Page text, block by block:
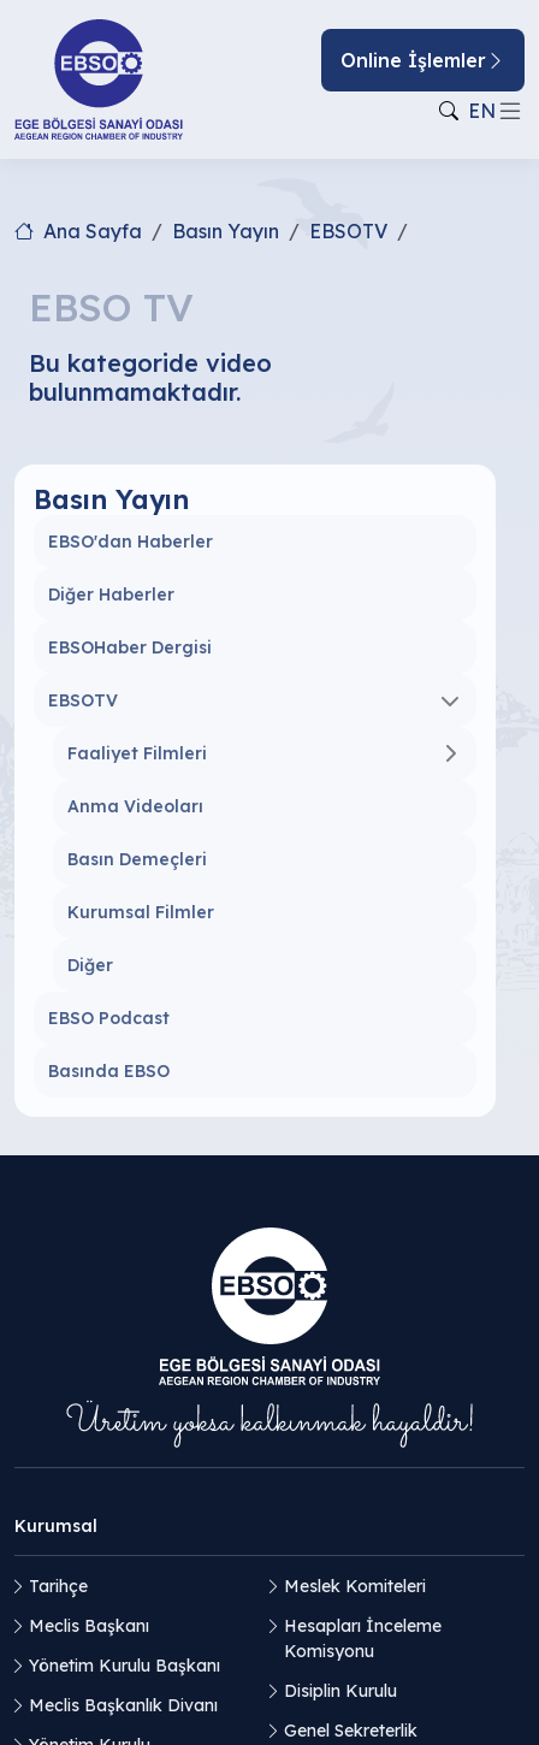
Online İşlemler
EN
Ana Sayfa Basın Yayın EBSOTV
EBSO TV
Bu kategoride video
bulunmamaktadır.
Basın Yayın
EBSO'dan Haberler
Diğer Haberler
EBSOHaber Dergisi
EBSOTV
Faaliyet Filmleri
Anma Videoları
Basın Demeçleri
Kurumsal Filmler
Diğer
EBSO Podcast
Basında EBSO
Kurumsal
Tarihçe
Meclis Başkanı
Yönetim Kurulu Başkanı
Meclis Başkanlık Divanı
Meslek Komiteleri
Hesapları İnceleme
Komisyonu
Disiplin Kurulu
Genel Sekreterlik